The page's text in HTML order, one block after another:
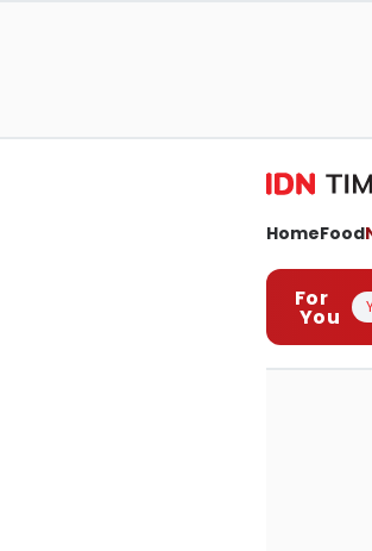
HomeFood
For
You